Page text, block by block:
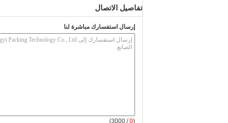
تفاصيل الاتصال
إرسال استفسارك مباشرة لنا
(
0
/ 3000)